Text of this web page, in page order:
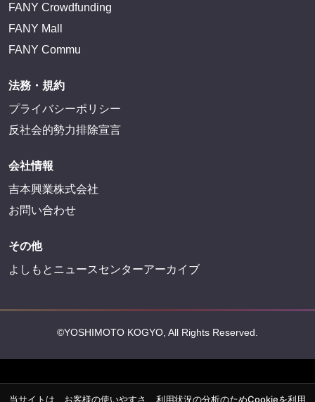
FANY Crowdfunding
FANY Mall
FANY Commu
法務・規約
プライバシーポリシー
反社会的勢力排除宣言
会社情報
吉本興業株式会社
お問い合わせ
その他
よしもとニュースセンターアーカイブ
©YOSHIMOTO KOGYO, All Rights Reserved.
当サイトは、お客様の使いやすさ、利用状況の分析のためCookieを利用